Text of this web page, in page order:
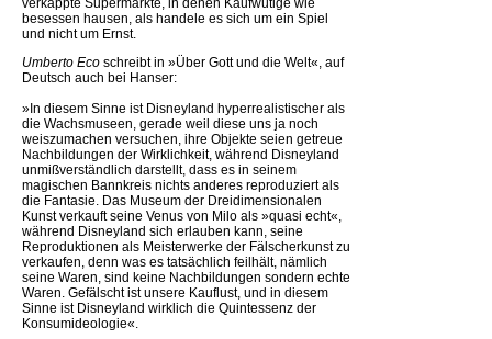
besessen hausen, als handele es sich um ein Spiel
und nicht um Ernst.
Umberto Eco schreibt in »Über Gott und die Welt«, auf
Deutsch auch bei Hanser:
»In diesem Sinne ist Disneyland hyperrealistischer als
die Wachsmuseen, gerade weil diese uns ja noch
weiszumachen versuchen, ihre Objekte seien getreue
Nachbildungen der Wirklichkeit, während Disneyland
unmißverständlich darstellt, dass es in seinem
magischen Bannkreis nichts anderes reproduziert als
die Fantasie. Das Museum der Dreidimensionalen
Kunst verkauft seine Venus von Milo als »quasi echt«,
während Disneyland sich erlauben kann, seine
Reproduktionen als Meisterwerke der Fälscherkunst zu
verkaufen, denn was es tatsächlich feilhält, nämlich
seine Waren, sind keine Nachbildungen sondern echte
Waren. Gefälscht ist unsere Kauflust, und in diesem
Sinne ist Disneyland wirklich die Quintessenz der
Konsumideologie«.